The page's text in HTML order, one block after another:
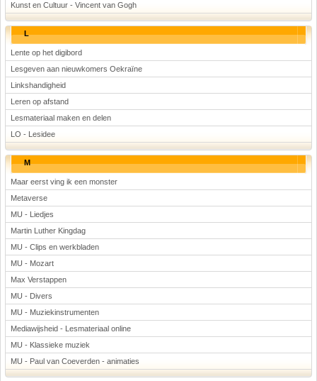
Kunst en Cultuur - Vincent van Gogh
L
Lente op het digibord
Lesgeven aan nieuwkomers Oekraïne
Linkshandigheid
Leren op afstand
Lesmateriaal maken en delen
LO - Lesidee
M
Maar eerst ving ik een monster
Metaverse
MU - Liedjes
Martin Luther Kingdag
MU - Clips en werkbladen
MU - Mozart
Max Verstappen
MU - Divers
MU - Muziekinstrumenten
Mediawijsheid - Lesmateriaal online
MU - Klassieke muziek
MU - Paul van Coeverden - animaties